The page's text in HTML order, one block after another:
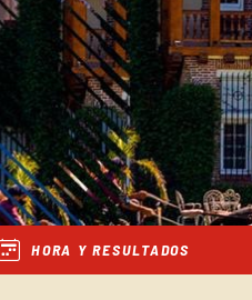
HORA Y RESULTADOS